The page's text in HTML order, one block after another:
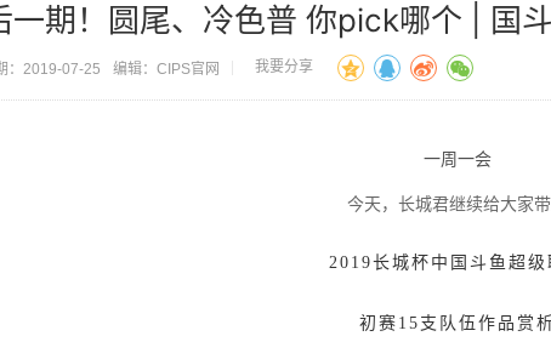
一期！圆尾、冷色普 你pick哪个 | 国
：2019-07-25 编辑：CIPS官网 我要分享
一周一会
今天，长城君继续给大家
2019长城杯中国斗鱼超级
初赛15支队伍作品赏